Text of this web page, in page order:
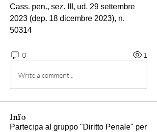
Cass. pen., sez. III, ud. 29 settembre
2023 (dep. 18 dicembre 2023), n.
50314
0 1
Write a comment...
Info
Partecipa al gruppo "Diritto Penale" per